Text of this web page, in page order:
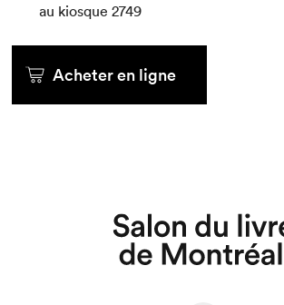
Que
au kiosque 2749
Acheter en ligne